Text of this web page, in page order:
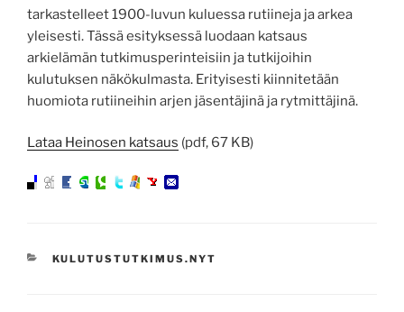
tarkastelleet 1900-luvun kuluessa rutiineja ja arkea
yleisesti. Tässä esityksessä luodaan katsaus
arkielämän tutkimusperinteisiin ja tutkijoihin
kulutuksen näkökulmasta. Erityisesti kiinnitetään
huomiota rutiineihin arjen jäsentäjinä ja rytmittäjinä.
Lataa Heinosen katsaus (pdf, 67 KB)
KATEGORIAT
KULUTUSTUTKIMUS.NYT